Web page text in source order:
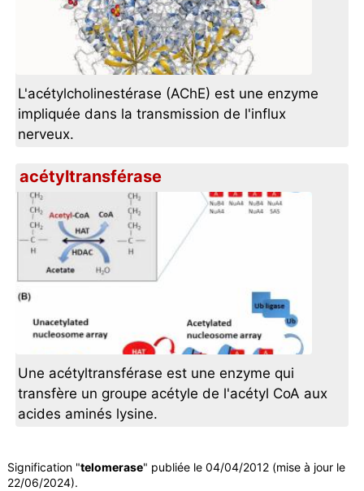
L'acétylcholinestérase (AChE) est une enzyme
impliquée dans la transmission de l'influx
nerveux.
acétyltransférase
Une acétyltransférase est une enzyme qui
transfère un groupe acétyle de l'acétyl CoA aux
acides aminés lysine.
Signification "telomerase" publiée le 04/04/2012 (mise à jour le
22/06/2024).